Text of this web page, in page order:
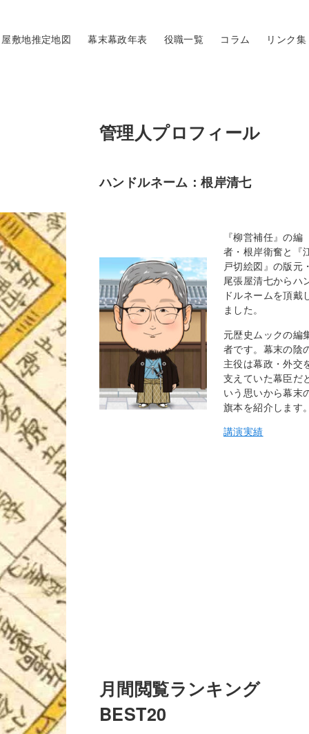
屋敷地推定地図 幕末幕政年表 役職一覧 コラム リンク集
管理人プロフィール
ハンドルネーム：根岸清七
『柳営補任』の編
者・根岸衛奮と『
戸切絵図』の版元
尾張屋清七からハ
ドルネームを頂戴
ました。
元歴史ムックの編
者です。幕末の陰
主役は幕政・外交
支えていた幕臣だ
いう思いから幕末
旗本を紹介します
講演実績
月間閲覧ランキング
BEST20